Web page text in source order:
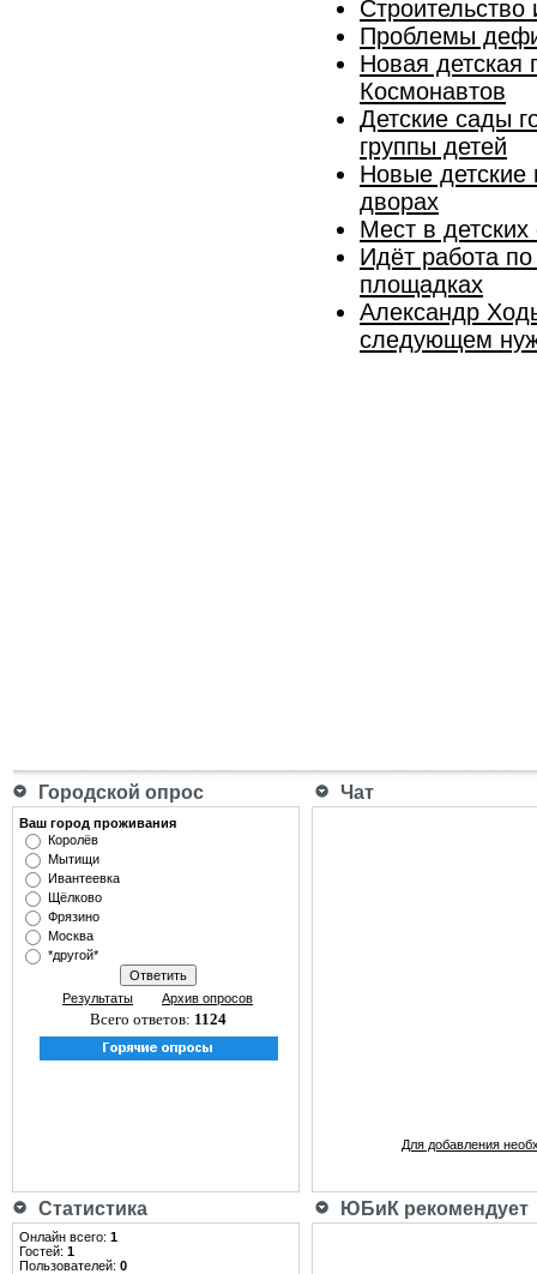
Строительство
Проблемы
Новая
Космонавтов
Детские сады
группы детей
Новые детские
дворах
Мест в
Идёт работа
площадках
Александр
следующем
Городской опрос Чат
Ваш город проживания
Королёв
Мытищи
Ивантеевка
Щёлково
Фрязино
Москва
*другой*
Результаты Архив опросов
Всего ответов: 1124
Для добавления
Статистика ЮБиК рекомендует
Онлайн всего: 1
Гостей: 1
Пользователей: 0